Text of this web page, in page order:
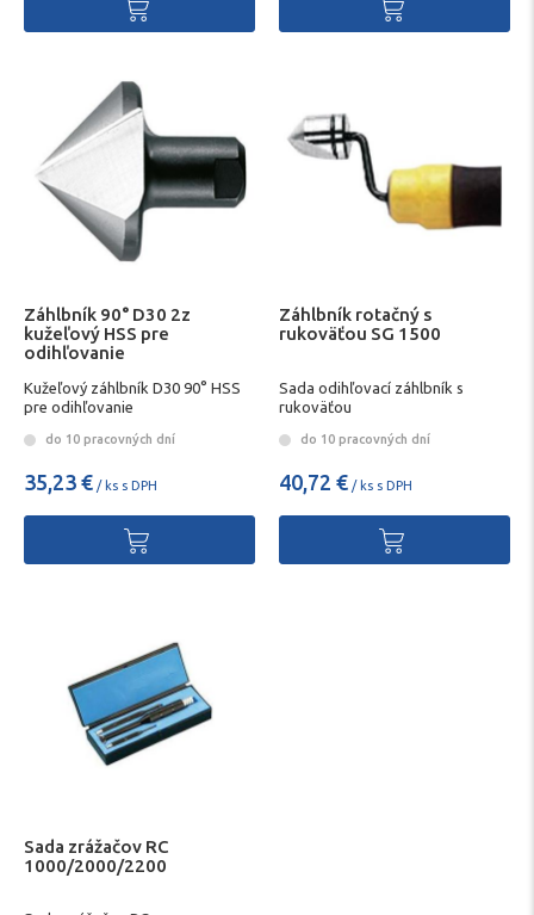
Záhlbník 90° D30 2z
kužeľový HSS pre
odihľovanie
Kužeľový záhlbník D30 90° HSS
pre odihľovanie
do 10 pracovných dní
35,23 € / ks s DPH
Záhlbník rotačný s
rukoväťou SG 1500
Sada odihľovací záhlbník s
rukoväťou
do 10 pracovných dní
40,72 € / ks s DPH
Sada zrážačov RC
1000/2000/2200